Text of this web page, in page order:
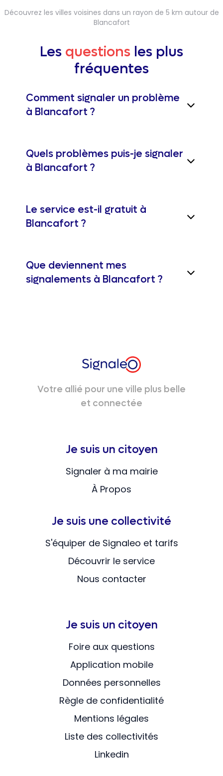
Découvrez les villes voisines dans un rayon de 5 km autour de
Blancafort
Les questions les plus
fréquentes
Comment signaler un problème
à Blancafort ?
Quels problèmes puis-je signaler
à Blancafort ?
Le service est-il gratuit à
Blancafort ?
Que deviennent mes
signalements à Blancafort ?
Votre allié pour une ville plus belle
et connectée
Je suis un citoyen
Signaler à ma mairie
À Propos
Je suis une collectivité
S'équiper de Signaleo et tarifs
Découvrir le service
Nous contacter
Je suis un citoyen
Foire aux questions
Application mobile
Données personnelles
Règle de confidentialité
Mentions légales
Liste des collectivités
Linkedin